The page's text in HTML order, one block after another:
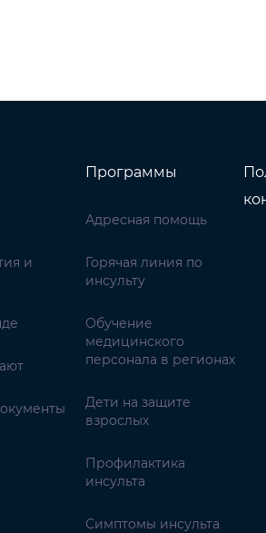
и
Программы
Адресная помощь
Горячая линия по
инсульту
Обучение
медицинского
персонала в регионах
Дети на защите
взрослых
Профилактика
инсульта
Симптомы инсульта